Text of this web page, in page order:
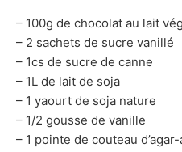
– 100g de chocolat au lait
– 2 sachets de sucre vanillé
– 1cs de sucre de canne
– 1L de lait de soja
– 1 yaourt de soja nature
– 1/2 gousse de vanille
– 1 pointe de couteau